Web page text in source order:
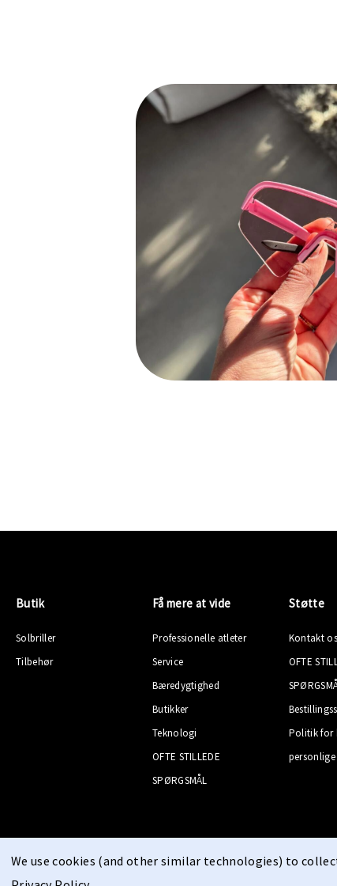
Butik
Solbriller
Tilbehør
Få mere at vide
Professionelle atleter
Service
Bæredygtighed
Butikker
Teknologi
OFTE STILLEDE
SPØRGSMÅL
Støtte
Kontakt os
OFTE
Politik for
We use cookies (and other similar technologies) to